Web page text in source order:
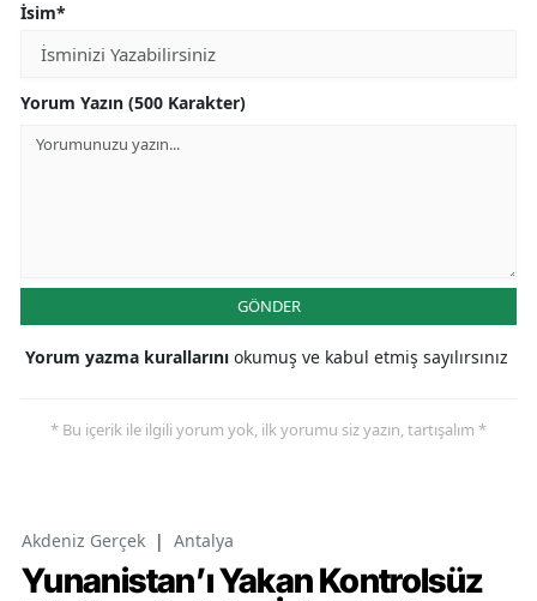
İsim*
Yorum Yazın (500 Karakter)
GÖNDER
Yorum yazma kurallarını okumuş ve kabul etmiş sayılırsınız
* Bu içerik ile ilgili yorum yok, ilk yorumu siz yazın, tartışalım *
Akdeniz Gerçek | Antalya
Yunanistan’ı Yakan Kontrolsüz